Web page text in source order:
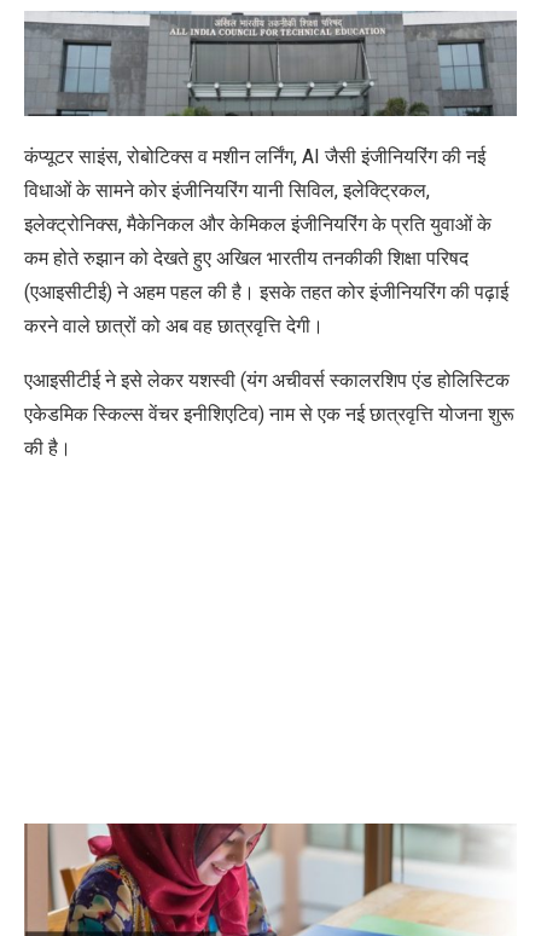
कंप्यूटर साइंस, रोबोटिक्स व मशीन लर्निंग, AI जैसी इंजीनियरिंग की नई
विधाओं के सामने कोर इंजीनियरिंग यानी सिविल, इलेक्ट्रिकल,
इलेक्ट्रोनिक्स, मैकेनिकल और केमिकल इंजीनियरिंग के प्रति युवाओं के
कम होते रुझान को देखते हुए अखिल भारतीय तनकीकी शिक्षा परिषद
(एआइसीटीई) ने अहम पहल की है। इसके तहत कोर इंजीनियरिंग की पढ़ाई
करने वाले छात्रों को अब वह छात्रवृत्ति देगी।
एआइसीटीई ने इसे लेकर यशस्वी (यंग अचीवर्स स्कालरशिप एंड होलिस्टिक
एकेडमिक स्किल्स वेंचर इनीशिएटिव) नाम से एक नई छात्रवृत्ति योजना शुरू
की है।